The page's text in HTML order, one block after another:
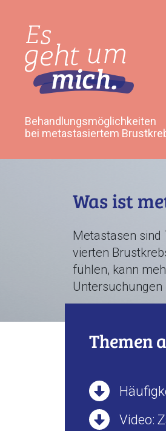
content
Behandlungsmöglichkeiten
bei metastasiertem
Was ist
Metastasen sind
vierten
fühlen, kann
Untersuchungen
Themen
Video: